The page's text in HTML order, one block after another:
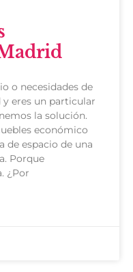
o necesidades de
eres un particular
la solución.
económico
de espacio de una
Porque
¿Por